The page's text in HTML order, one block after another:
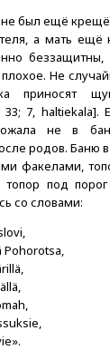
был ещё
а мать ещё
Не
приносят
33; 7,
не в
родов. Баню
факелами,
топор под
со словами:
Pohorotsa,